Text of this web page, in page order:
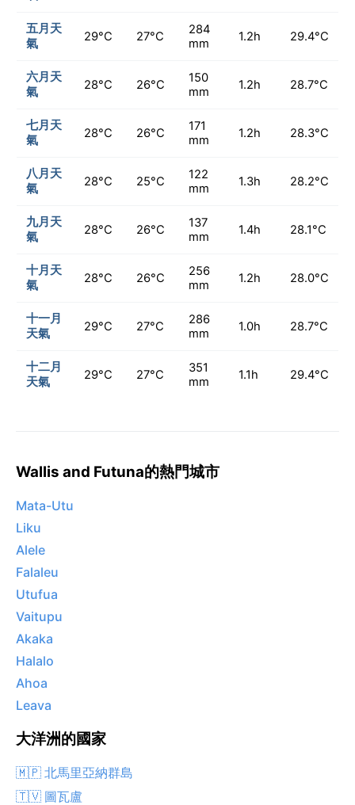
五月天
氣
29°C 27°C
284
mm
1.2h 29.4°C
六月天
氣
28°C 26°C
150
mm
1.2h 28.7°C
七月天
氣
28°C 26°C
171
mm
1.2h 28.3°C
八月天
氣
28°C 25°C
122
mm
1.3h 28.2°C
九月天
氣
28°C 26°C
137
mm
1.4h 28.1°C
十月天
氣
28°C 26°C
256
mm
1.2h 28.0°C
十一月
天氣
29°C 27°C
286
mm
1.0h 28.7°C
十二月
天氣
29°C 27°C
351
mm
1.1h 29.4°C
Wallis and Futuna的熱門城市
Mata-Utu
Liku
Alele
Falaleu
Utufua
Vaitupu
Akaka
Halalo
Ahoa
Leava
大洋洲的國家
🇲🇵 北馬里亞納群島
🇹🇻 圖瓦盧